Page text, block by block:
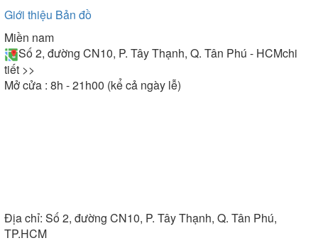
Giới thiệu Bản đồ
Miền nam
Số 2, đường CN10, P. Tây Thạnh, Q. Tân Phú - HCMchi
tiết >>
Mở cửa : 8h - 21h00 (kể cả ngày lễ)
Địa chỉ: Số 2, đường CN10, P. Tây Thạnh, Q. Tân Phú,
TP.HCM